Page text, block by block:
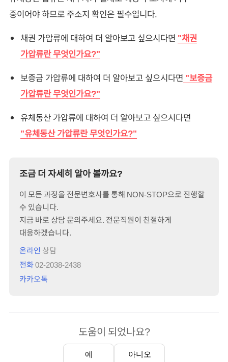
중이어야 하므로 주소지 확인은 필수입니다.
채권 가압류에 대하여 더 알아보고 싶으시다면 "채권
가압류란 무엇인가요?"
보증금 가압류에 대하여 더 알아보고 싶으시다면 "보증금
가압류란 무엇인가요?"
유체동산 가압류에 대하여 더 알아보고 싶으시다면
"유체동산 가압류란 무엇인가요?"
조금 더 자세히 알아 볼까요?
이 모든 과정을 전문변호사를 통해 NON-STOP으로 진행할
수 있습니다.
지금 바로 상담 문의주세요. 전문직원이 친절하게
대응하겠습니다.
온라인 상담
전화02-2038-2438
카카오톡
도움이 되었나요?
예 아니오